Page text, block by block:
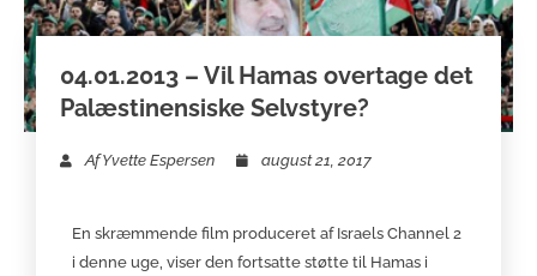
04.01.2013 – Vil Hamas overtage det
Palæstinensiske Selvstyre?
AfYvette Espersen august 21, 2017
En skræmmende film produceret af Israels Channel 2
i denne uge, viser den fortsatte støtte til Hamas i